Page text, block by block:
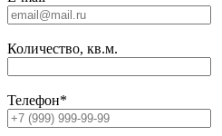
Количество, кв.м.
Телефон*